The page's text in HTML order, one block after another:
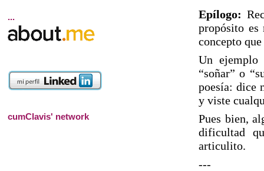
Epílogo:
propósito
concepto
Un ejemplo
“soñar” o
poesía: dice
y viste
Pues bien,
dificultad
articulito.
---
...
cumClavis' network